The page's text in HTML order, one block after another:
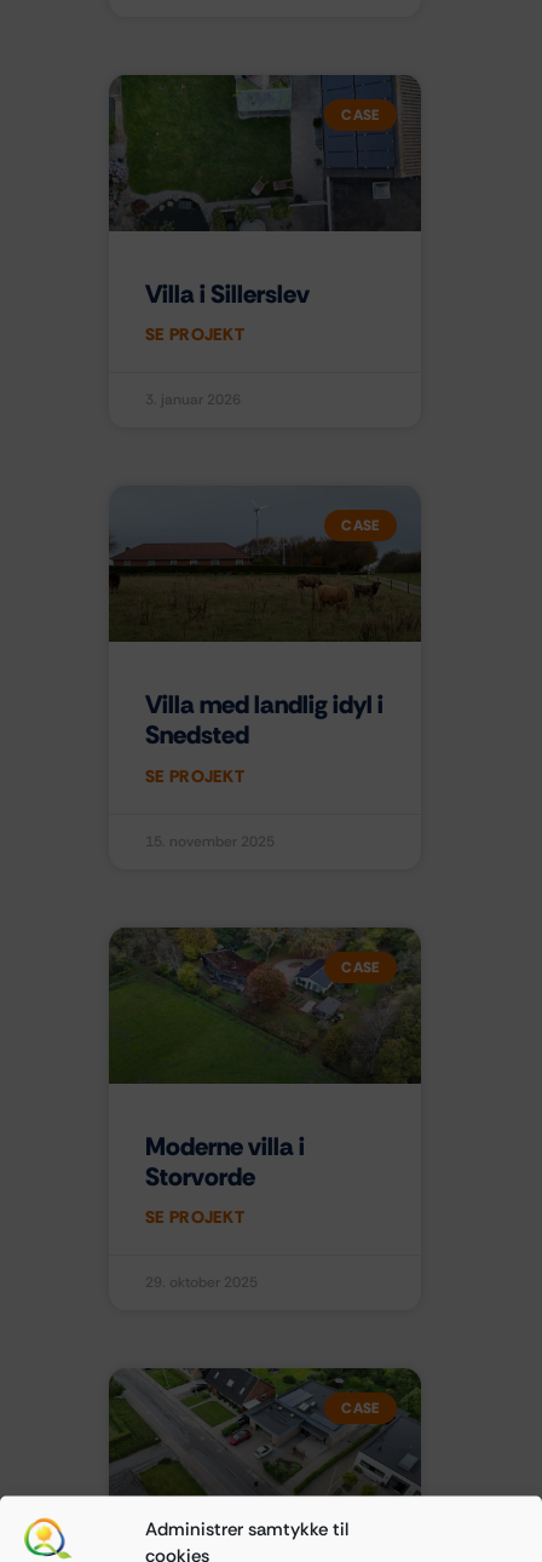
Administrer samtykke til
cookies
CASE
Villa i Sillerslev
SE PROJEKT
3. januar 2026
CASE
Villa med landlig idyl i
Snedsted
SE PROJEKT
15. november 2025
CASE
Moderne villa i
Storvorde
SE PROJEKT
29. oktober 2025
CASE